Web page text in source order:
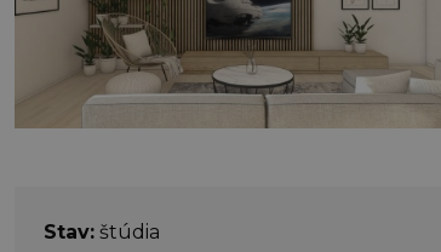
Stav: štúdia